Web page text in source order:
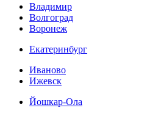
Владимир
Волгоград
Воронеж
Екатеринбург
Иваново
Ижевск
Йошкар-Ола